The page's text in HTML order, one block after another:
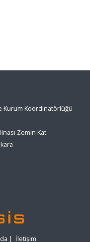
Kurum Koordinatörlüğü
Zemin Kat
| İletişim